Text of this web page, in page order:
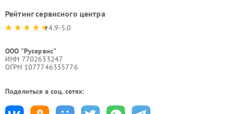
Рейтинг сервисного центра
4.9-5.0
ООО "Русервис"
ИНН 7702633247
ОГРН 1077746335776
Поделиться в соц. сетях: